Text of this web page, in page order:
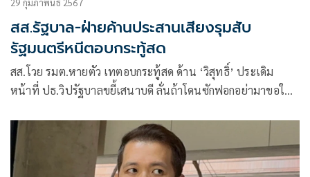
สส.รัฐบาล-ฝ่ายค้านประสานเสียงรุมสับ
รัฐมนตรีหนีตอบกระทู้สด
สส.โวย รมต.หายตัว เทตอบกระทู้สด ด้าน ‘วิสุทธิ์’ ประเดิม
หน้าที่ ปธ.วิปรัฐบาลขยี้เสนาบดี ลั่นถ้าโดนซักฟอกอย่ามาขอให้
หลังโดนเลื่อนกระทู้แล้ว4รอบ